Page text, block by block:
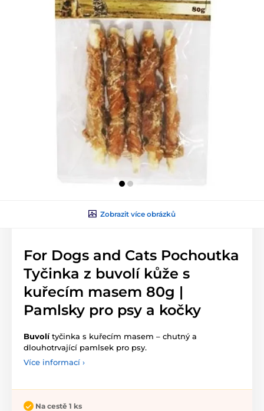
Zobrazit více obrázků
For Dogs and Cats Pochoutka
Tyčinka z buvolí kůže s
kuřecím masem 80g |
Pamlsky pro psy a kočky
Buvolítyčinka s kuřecím masem – chutný a
dlouhotrvající pamlsek pro psy.
Více informací ›
Na cestě 1 ks